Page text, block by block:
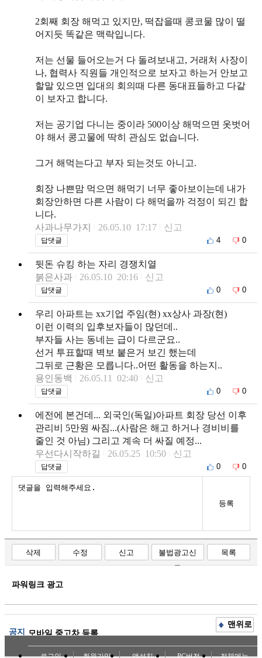
2회째 회장 해먹고 있지만, 떡잡을때 콩코물 많이 떨
어지듯 똑같은 맥락입니다.
저는 선물 들어오는거 다 돌려보내고, 거래처 사장이
나, 협력사 직원들 개인적으로 보자고 하는거 안보고
할말 있으면 입대의 회의때 다른 동대표들하고 다같
이 보자고 합니다.
저는 공기업 다니는 중이라 500이상 해먹으면 옷벗어
야 해서 콩고물에 딱히 관심도 없습니다.
그거 해먹는다고 부자 되는것도 아니고.
회장 나쁜맘 먹으면 해먹기 너무 좋아보이는데 내가
회장안하면 다른 사람이 다 해먹을까 걱정이 되긴 합
니다.
사과나무가지
26.05.10 17:17 신고
답댓글 4 0
뒷돈 슈킹 하는 자리 경쟁치열
붉은사과
26.05.10 20:16 신고
답댓글 0 0
우리 아파트는 xx기업 주임(현) xx상사 과장(현)
이런 이력의 입후보자들이 많던데..
부자들 사는 동네는 급이 다르군요..
선거 투표할때 벽보 붙은거 보긴 했는데
그뒤로 근황은 모릅니다..어떤 활동을 하는지..
용인동백
26.05.11 02:40 신고
답댓글 0 0
에전에 본건데... 외국인(독일)아파트 회장 당선 이후
관리비 5만원 싸짐...(사람은 해고 하거나 경비비를
줄인 것 아님) 그리고 계속 더 싸질 예정...
우선다시작하길
26.05.25 10:50 신고
답댓글 0 0
등록
삭제 수정 신고
불법광고신
고
목록
파워링크 광고
공지 모바일 중고차 등록
맨위로
로그인 회원가입 앱설치 PC버전 전체메뉴